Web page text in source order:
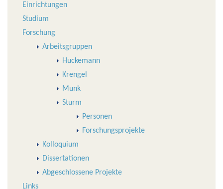
Einrichtungen
Studium
Forschung
Arbeitsgruppen
Huckemann
Krengel
Munk
Sturm
Personen
Forschungsprojekte
Kolloquium
Dissertationen
Abgeschlossene Projekte
Links